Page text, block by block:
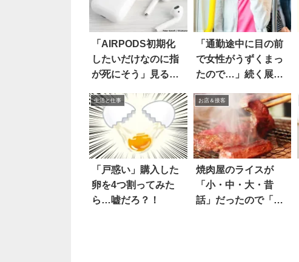
「AIRPODS初期化
したいだけなのに指
が死にそう」見る
「通勤途中に目の前
で女性がうずくまっ
たので…」続く展開
生活と仕事
「戸惑い」購入した
卵を4つ割ってみた
ら…嘘だろ？！
お店＆接客
焼肉屋のライスが
「小・中・大・昔
話」だったので「昔